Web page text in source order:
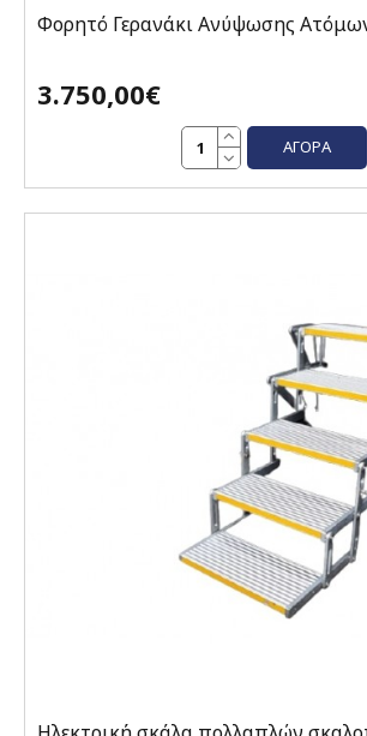
Φορητό Γερανάκι Ανύψωσης
3.750,00€
ΑΓΟΡΆ